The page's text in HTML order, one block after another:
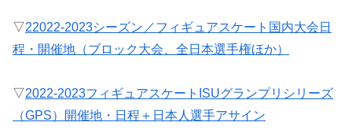
▽22022-2023シーズン／フィギュアスケート国内大会日
程・開催地（ブロック大会、全日本選手権ほか）
▽2022-2023フィギュアスケートISUグランプリシリーズ
（GPS）開催地・日程＋日本人選手アサイン